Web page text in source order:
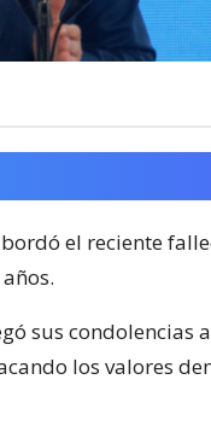
el reciente
sus condolencias
los valores